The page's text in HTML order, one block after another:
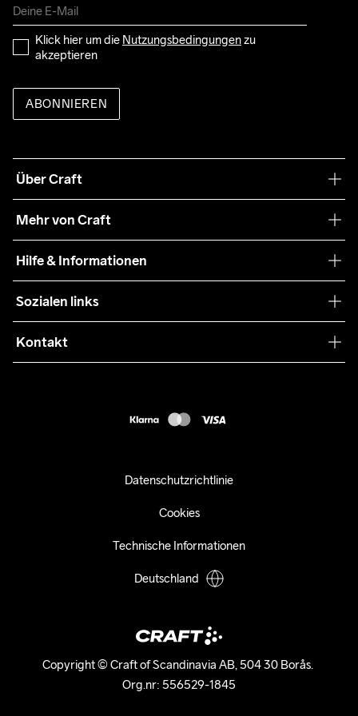
Klick hier um die Nutzungsbedingungen zu
akzeptieren
ABONNIEREN
Über Craft
Nachhaltigkeit
Mehr von Craft
Teamwear
Zusammenarbeit
Press
Hilfe & Informationen
Retouren
Kundendienst
Sozialen links
Kontakt
Copyright © Craft of Scandinavia AB, 504 30 Borås.
Org.nr: 556529-1845
Datenschutzrichtlinie
Cookies
Technische Informationen
Deutschland